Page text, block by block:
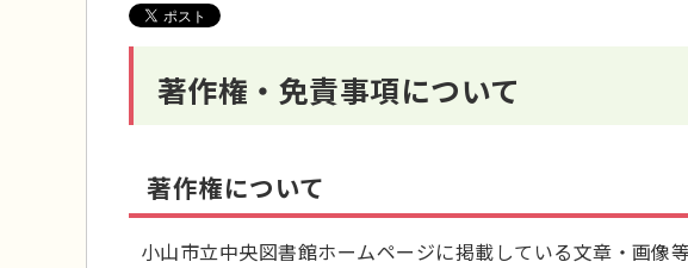
著作権・免責事項について
著作権について
小山市立中央図書館ホームページに掲載している文章・画像